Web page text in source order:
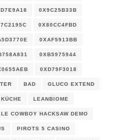
0X9C25B33B
0X80CC4FBD
0XAF5913BB
0XB5975944
0XD79F3018
BAD GLUCO EXTEND
KÜCHE LEANBIOME
LE COWBOY HACKSAW DEMO
PIROTS 5 CASINO